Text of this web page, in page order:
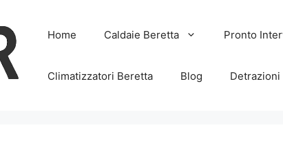
Home Caldaie Beretta Pronto
Climatizzatori Beretta Blog Detrazioni